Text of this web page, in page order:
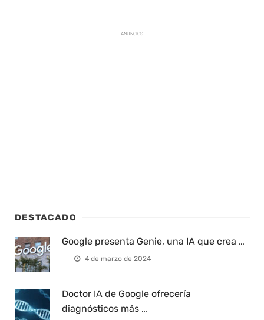
ANUNCIOS
DESTACADO
Google presenta Genie, una IA que crea …
4 de marzo de 2024
Doctor IA de Google ofrecería
diagnósticos más …